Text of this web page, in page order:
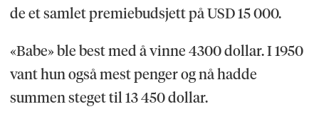
de et samlet premiebudsjett på USD 15 000.
«Babe» ble best med å vinne 4300 dollar. I 1950
vant hun også mest penger og nå hadde
summen steget til 13 450 dollar.